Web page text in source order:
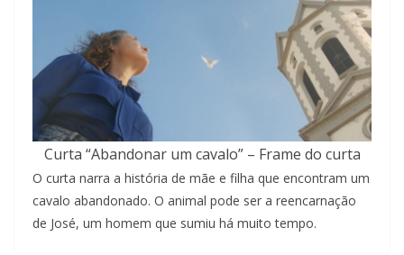
Curta “Abandonar um cavalo” – Frame do curta
O curta narra a história de mãe e filha que encontram um
cavalo abandonado. O animal pode ser a reencarnação
de José, um homem que sumiu há muito tempo.